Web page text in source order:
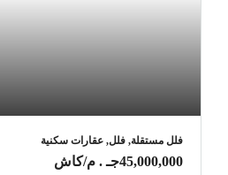
فلل مستقلة, فلل, عقارات سكنية
45,000,000جـ . م /كاش